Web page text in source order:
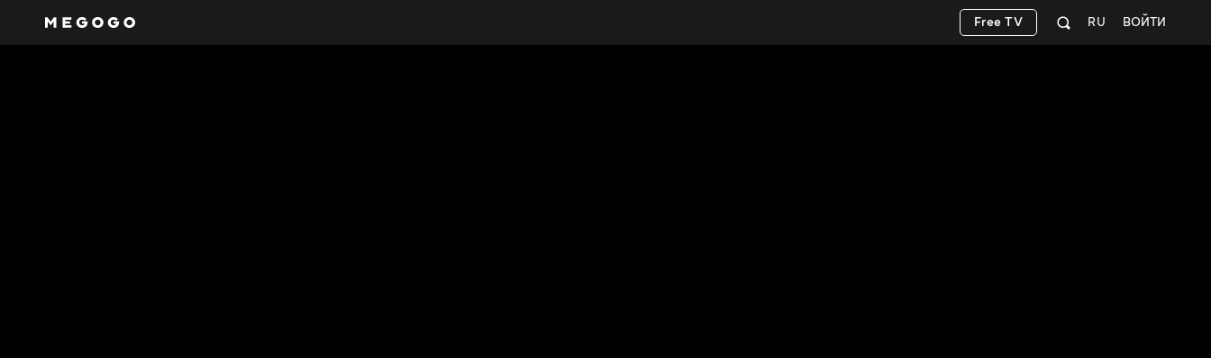
ВОЙТИ
RU
Free TV